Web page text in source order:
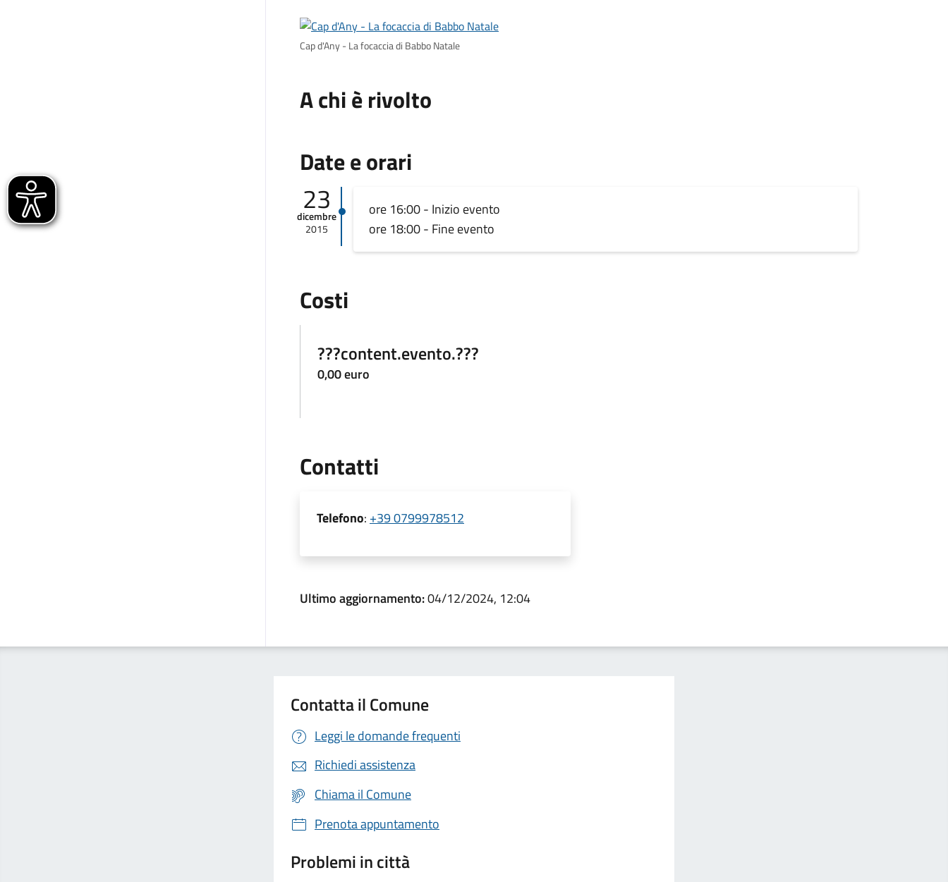
Cap d'Any - La focaccia di Babbo Natale
A chi è rivolto
Date e orari
23
dicembre
2015
ore 16:00 - Inizio evento
ore 18:00 - Fine evento
Costi
???content.evento.???
0,00 euro
Contatti
Telefono: +39 0799978512
Ultimo aggiornamento:04/12/2024, 12:04
Contatta il Comune
Leggi le domande frequenti
Richiedi assistenza
Chiama il Comune
Prenota appuntamento
Problemi in città